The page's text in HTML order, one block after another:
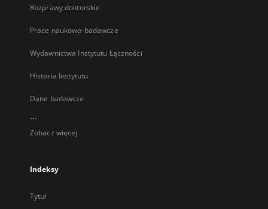
Rozprawy doktorskie
Prace naukowo-badawcze
Wydawnictwa Instytutu Łączności
Historia Instytutu
Dane badawcze
...
Zobacz więcej
Indeksy
Tytuł